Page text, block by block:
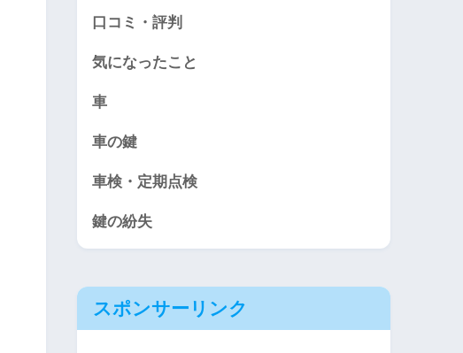
口コミ・評判
気になったこと
車
車の鍵
車検・定期点検
鍵の紛失
スポンサーリンク